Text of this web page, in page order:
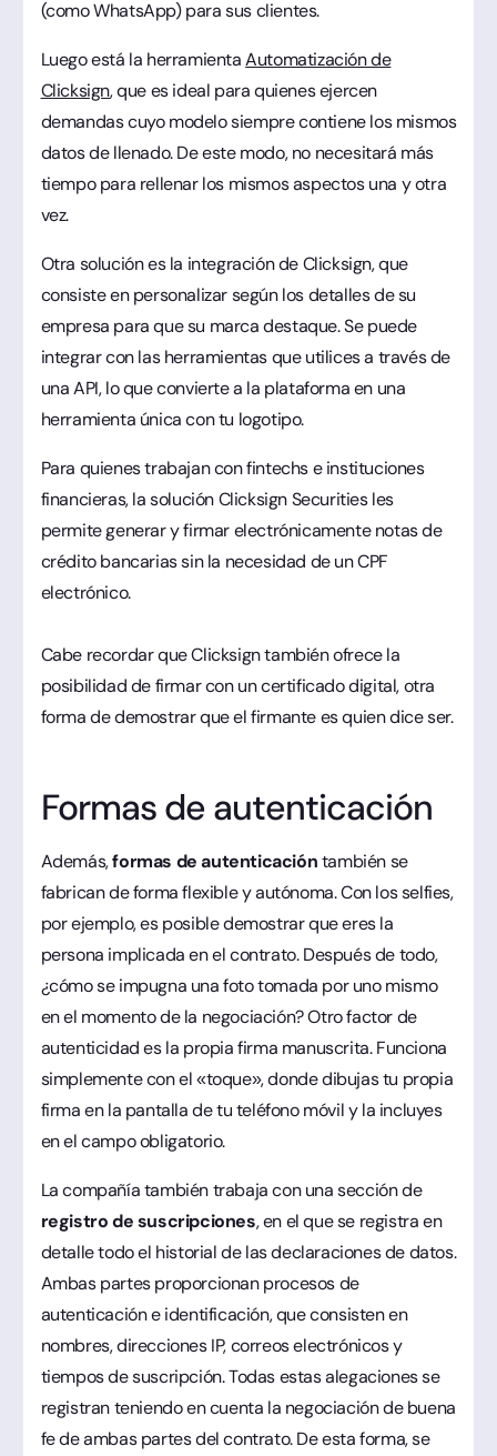
(como WhatsApp) para sus clientes.
Luego está la herramientaAutomatización de
Clicksign, que es ideal para quienes ejercen
demandas cuyo modelo siempre contiene los mismos
datos de llenado. De este modo, no necesitará más
tiempo para rellenar los mismos aspectos una y otra
vez.
Otra solución es la integración de Clicksign, que
consiste en personalizar según los detalles de su
empresa para que su marca destaque. Se puede
integrar con las herramientas que utilices a través de
una API, lo que convierte a la plataforma en una
herramienta única con tu logotipo.
Para quienes trabajan con fintechs e instituciones
financieras, la solución Clicksign Securities les
permite generar y firmar electrónicamente notas de
crédito bancarias sin la necesidad de un CPF
electrónico.
Cabe recordar que Clicksign también ofrece la
posibilidad de firmar con un certificado digital, otra
forma de demostrar que el firmante es quien dice ser.
Formas de autenticación
Además,formas de autenticacióntambién se
fabrican de forma flexible y autónoma. Con los selfies,
por ejemplo, es posible demostrar que eres la
persona implicada en el contrato. Después de todo,
¿cómo se impugna una foto tomada por uno mismo
en el momento de la negociación? Otro factor de
autenticidad es la propia firma manuscrita. Funciona
simplemente con el «toque», donde dibujas tu propia
firma en la pantalla de tu teléfono móvil y la incluyes
en el campo obligatorio.
La compañía también trabaja con una sección de
registro de suscripciones, en el que se registra en
detalle todo el historial de las declaraciones de datos.
Ambas partes proporcionan procesos de
autenticación e identificación, que consisten en
nombres, direcciones IP, correos electrónicos y
tiempos de suscripción. Todas estas alegaciones se
registran teniendo en cuenta la negociación de buena
fe de ambas partes del contrato. De esta forma, se